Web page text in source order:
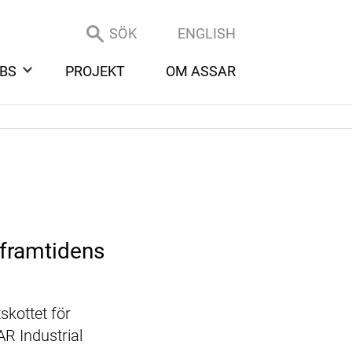
SÖK ENGLISH
PROJEKT OM ASSAR
för
Industrial